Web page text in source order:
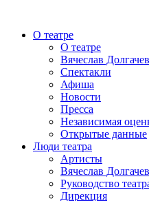
О театре
О театре
Вячеслав Долгачев
Спектакли
Афиша
Новости
Пресса
Независимая
Открытые данные
Люди театра
Артисты
Вячеслав Долгачев
Руководство
Дирекция